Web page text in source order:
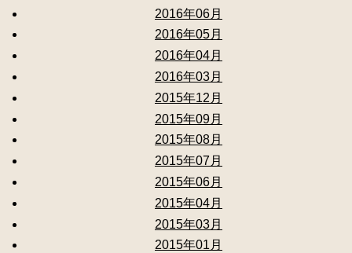
2016年06月
2016年05月
2016年04月
2016年03月
2015年12月
2015年09月
2015年08月
2015年07月
2015年06月
2015年04月
2015年03月
2015年01月